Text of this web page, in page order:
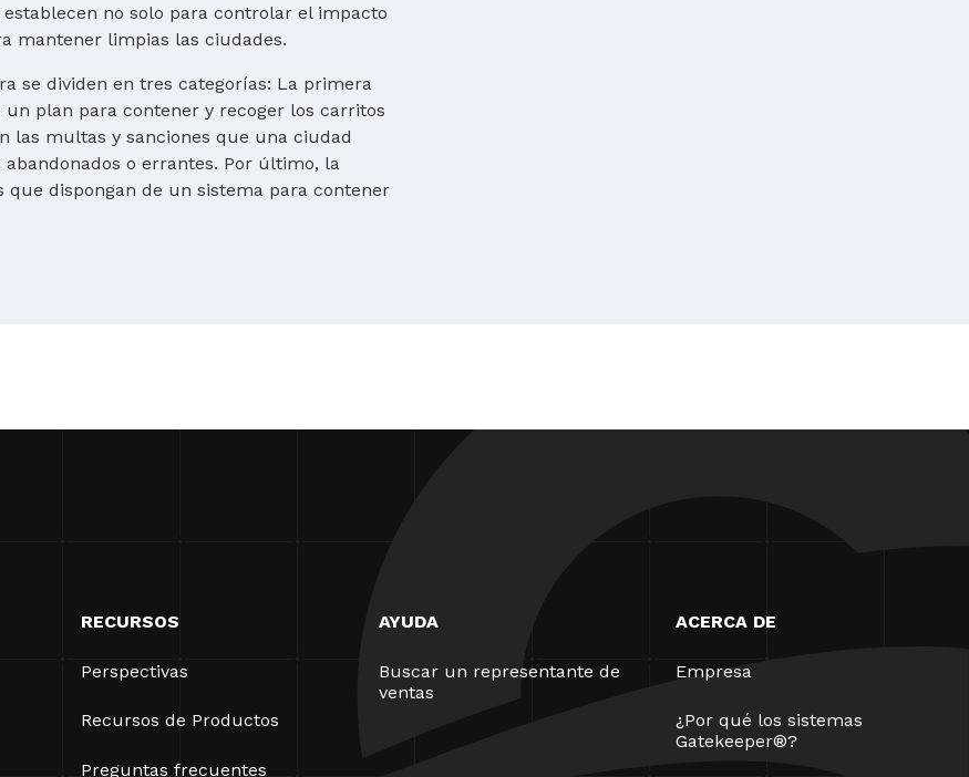
no solo para controlar el impacto
mantener limpias las ciudades.
se dividen en tres categorías: La primera
plan para contener y recoger los carritos
las multas y sanciones que una ciudad
o errantes. Por último, la
dispongan de un sistema para contener
RECURSOS
Perspectivas
Recursos de Productos
Preguntas frecuentes
AYUDA
Buscar un representante de
ventas
ACERCA DE
Empresa
¿Por qué los sistemas
Gatekeeper®?